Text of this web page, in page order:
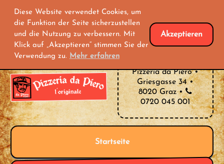
Pizzeria da Piero •
Griesgasse 34 •
8020 Graz •
0720 045 001
Startseite
Diese Website verwendet Cookies, um
die Funktion der Seite sicherzustellen
und die Nutzung zu verbessern. Mit
Klick auf „Akzeptieren“ stimmen Sie der
Verwendung zu. Mehr erfahren
Akzeptieren